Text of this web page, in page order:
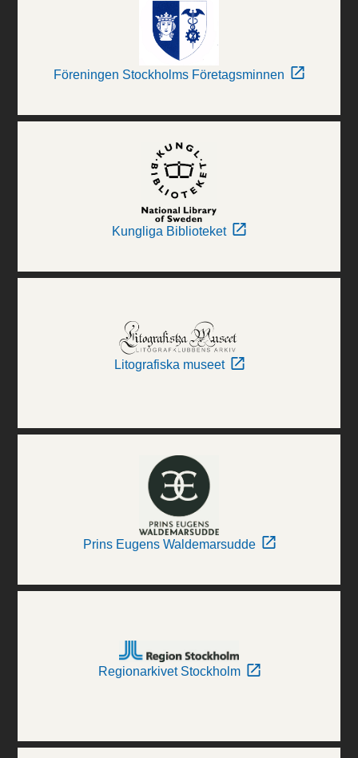
Föreningen Stockholms Företagsminnen
Kungliga Biblioteket
Litografiska museet
Prins Eugens Waldemarsudde
Regionarkivet Stockholm